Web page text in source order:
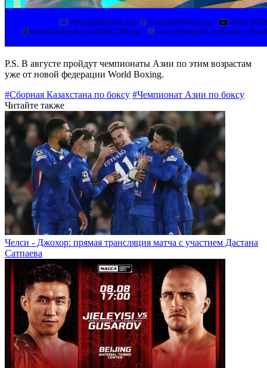
P.S. В августе пройдут чемпионаты Азии по этим возрастам
уже от новой федерации World Boxing.
#Сборная Казахстана по боксу #Чемпионат Азии по боксу
Читайте также
Челси - Джохор: прямая трансляция матча с участием Дастана
Сатпаева